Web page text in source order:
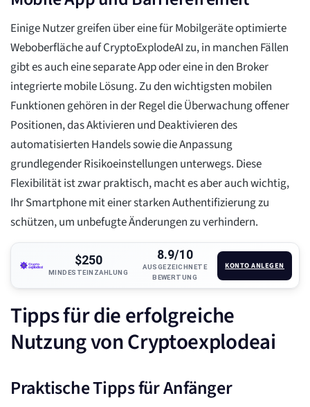
Einige Nutzer greifen über eine für Mobilgeräte optimierte
Weboberfläche auf CryptoExplodeAI zu, in manchen Fällen
gibt es auch eine separate App oder eine in den Broker
integrierte mobile Lösung. Zu den wichtigsten mobilen
Funktionen gehören in der Regel die Überwachung offener
Positionen, das Aktivieren und Deaktivieren des
automatisierten Handels sowie die Anpassung
grundlegender Risikoeinstellungen unterwegs. Diese
Flexibilität ist zwar praktisch, macht es aber auch wichtig,
Ihr Smartphone mit einer starken Authentifizierung zu
schützen, um unbefugte Änderungen zu verhindern.
$250
MINDESTEINZAHLUNG
8.9/10
AUSGEZEICHNETE
BEWERTUNG
KONTO ANLEGEN
Tipps für die erfolgreiche
Nutzung von Cryptoexplodeai
Praktische Tipps für Anfänger